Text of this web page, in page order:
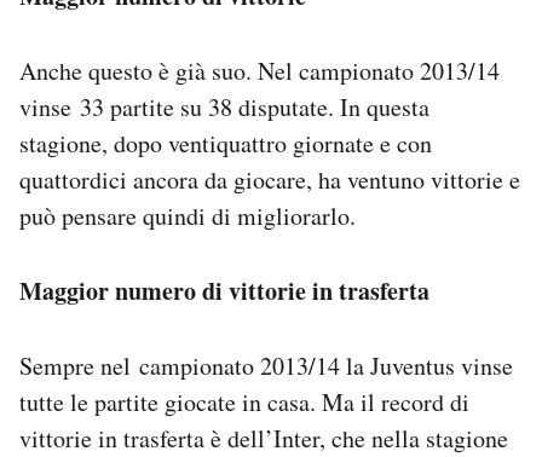
Anche questo è già suo. Nel campionato 2013/14
vinse 33 partite su 38 disputate. In questa
stagione, dopo ventiquattro giornate e con
quattordici ancora da giocare, ha ventuno vittorie e
può pensare quindi di migliorarlo.
Maggior numero di vittorie in trasferta
Sempre nel campionato 2013/14 la Juventus vinse
tutte le partite giocate in casa. Ma il record di
vittorie in trasferta è dell’Inter, che nella stagione